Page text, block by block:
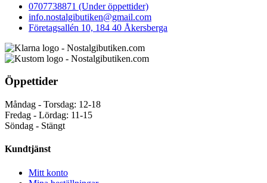
0707738871 (Under öppettider)
info.nostalgibutiken@gmail.com
Företagsallén 10, 184 40 Åkersberga
Öppettider
Måndag - Torsdag: 12-18
Fredag - Lördag: 11-15
Söndag - Stängt
Kundtjänst
Mitt konto